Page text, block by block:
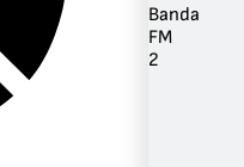
Banda
FM
2